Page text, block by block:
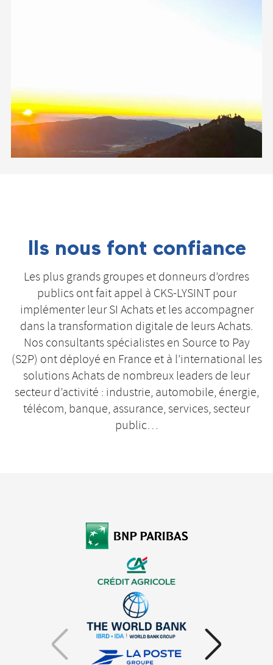
Ils nous font confiance
Les plus grands groupes et donneurs d’ordres
publics ont fait appel à CKS-LYSINT pour
implémenter leur SI Achats et les accompagner
dans la transformation digitale de leurs Achats.
Nos consultants spécialistes en Source to Pay
(S2P) ont déployé en France et à l’international les
solutions Achats de nombreux leaders de leur
secteur d’activité : industrie, automobile, énergie,
télécom, banque, assurance, services, secteur
public…